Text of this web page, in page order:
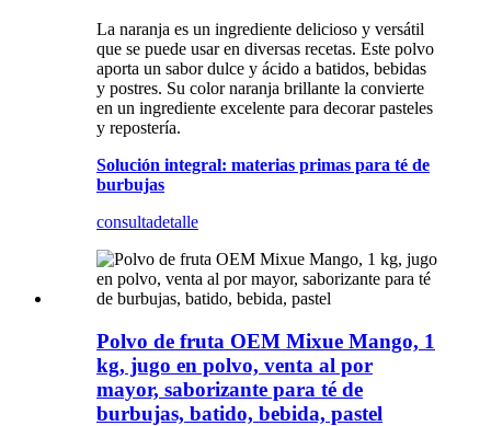
La naranja es un ingrediente delicioso y versátil
que se puede usar en diversas recetas. Este polvo
aporta un sabor dulce y ácido a batidos, bebidas
y postres. Su color naranja brillante la convierte
en un ingrediente excelente para decorar pasteles
y repostería.
Solución integral: materias primas para té de
burbujas
consultadetalle
Polvo de fruta OEM Mixue Mango, 1
kg, jugo en polvo, venta al por
mayor, saborizante para té de
burbujas, batido, bebida, pastel